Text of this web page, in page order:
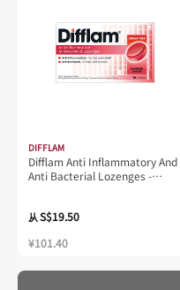
DIFFLAM
Difflam Anti Inflammatory And
Anti Bacterial Lozenges -
从S$19.50
¥101.40